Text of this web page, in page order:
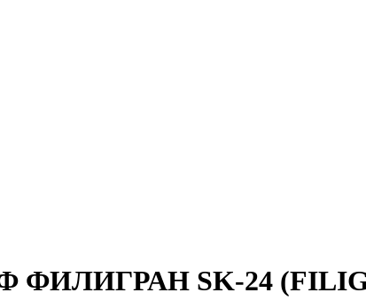
ФИЛИГРАН SK-24